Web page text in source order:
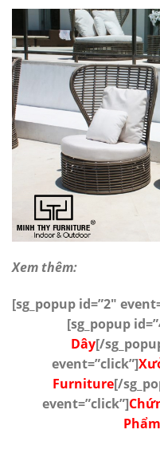
Xem thêm:
[sg_popup id=”2″
[sg_popup
Dây[/
event=”click”]
Furniture[/
event=”click”]
Phẩm